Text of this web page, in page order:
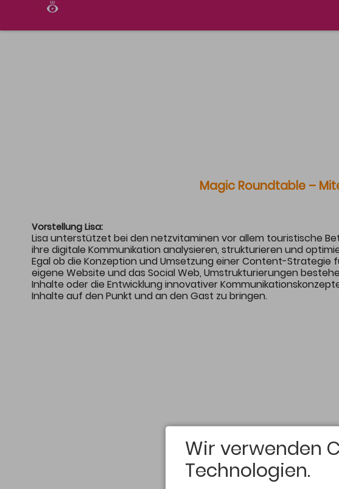
Magic Roundtable –
Vorstellung Lisa:
Lisa unterstützet bei den netzvitaminen vor allem touristische
ihre digitale Kommunikation analysieren, strukturieren und
Egal ob die Konzeption und Umsetzung einer Content-Strategie
eigene Website und das Social Web, Umstrukturierungen
Inhalte oder die Entwicklung innovativer
Inhalte auf den Punkt und an den Gast zu bringen.
Wir verwenden
Technologien.